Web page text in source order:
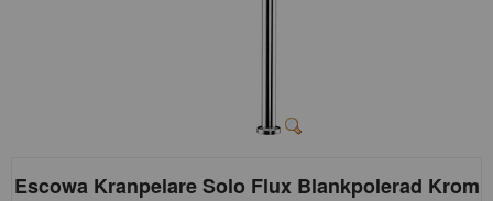
Escowa Kranpelare Solo Flux Blankpolerad Krom